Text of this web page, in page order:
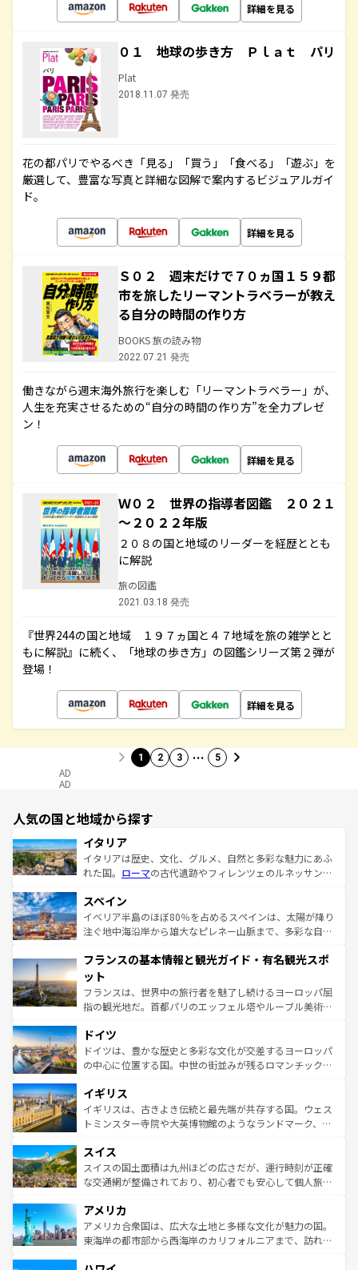
詳細を見る
０１ 地球の歩き方 Ｐｌａｔ パリ
Plat
2018.11.07 発売
花の都パリでやるべき「見る」「買う」「食べる」「遊ぶ」を
厳選して、豊富な写真と詳細な図解で案内するビジュアルガイ
ド。
詳細を見る
Ｓ０２ 週末だけで７０ヵ国１５９都
市を旅したリーマントラベラーが教え
る自分の時間の作り方
BOOKS 旅の読み物
2022.07.21 発売
働きながら週末海外旅行を楽しむ「リーマントラベラー」が、
人生を充実させるための“自分の時間の作り方”を全力プレゼ
ン！
詳細を見る
Ｗ０２ 世界の指導者図鑑 ２０２１
～２０２２年版
２０８の国と地域のリーダーを経歴ととも
に解説
旅の図鑑
2021.03.18 発売
『世界244の国と地域 １９７ヵ国と４７地域を旅の雑学とと
もに解説』に続く、「地球の歩き方」の図鑑シリーズ第２弾が
登場！
詳細を見る
1 2 3 … 5
AD
AD
人気の国と地域から探す
イタリア
イタリアは歴史、文化、グルメ、自然と多彩な魅力にあふ
れた国。 ローマの古代遺跡やフィレンツェのルネッサンス
ろん、トスカーナの美しい田園風景やアマルフィ海岸の絶
景など、自然景観も見逃せない。観光の合間には、本場の
ピザやパスタなど、絶品のイタリア料理を堪能することも
ませてくれるイタリアで、忘れられない旅をしてみよう！
なお、新着のイタリア情報は
しい。
スペイン
イベリア半島のほぼ80％を占めるスペインは、太陽が降り
注ぐ地中海沿岸から雄大なピレネー山脈まで、多彩な自然
文化が根付くこの国では、情熱的なフラメンコ、熱気あふ
れる闘牛、そして美味しいタパスが生活の一部となってい
る。首都マドリードの洗練された雰囲気や、バルセロナの
アートに溢れた街角から、地方では古代ローマ遺跡や中世
せる。地方によって風土や気候が異なるスペインはその個
性で訪れる人を魅了する。 なお、新着のスペイン情報は コ
ンテンツ一覧を参照してほしい。
フランスの基本情報と観光ガイド・有名観光スポ
ット
フランスは、世界中の旅行者を魅了し続けるヨーロッパ屈
指の観光地だ。首都パリのエッフェル塔やルーブル美術館
で、幅広い魅力が詰まっている。華麗な宮殿、歴史的な大
聖堂、美しいビーチ、そして豊かな自然が、訪れる者を心
から魅了する。また、フランスは美食の国としても知ら
いる。シャンパンの発祥地であるランス、プロヴァンスの
香り高いラベンダー畑など、多彩な楽しみ方が可能だ。さ
らに、パリ以外の地域にも魅力が溢れており、どの街角に
れる地方に足を運ぶとそれぞれで全く異なる文化を体験で
きるだろう。 なお、新着のフランス情報はコンテンツ一覧
を参照してほしい。
ドイツ
ドイツは、豊かな歴史と多彩な文化が交差するヨーロッパ
の中心に位置する国。中世の街並みが残るロマンチック街
顔を持つこの国は、どこを歩いても飽きることがない。ベ
ルリンの文化的活気、バイエルン州のアルプスの絶景、そ
してライン川沿いのワイン畑といった風景は必見。ビール
は、お酒好きな人にはぜひ体験してほしい。 なお、新着の
ドイツ情報はコンテンツ一覧を参照してほしい。
イギリス
イギリスは、古きよき伝統と最先端が共存する国。ウェス
トミンスター寺院や大英博物館のようなランドマーク、歴
リアごとに異なる魅力がある。また、優雅なアフタヌーン
ティー、ビール好きにはたまらない英国パブ、サッカー観
戦など、本場だからこそできる体験も豊富。イギリスを旅
ンツ一覧を参照してほしい。
スイス
スイスの国土面積は九州ほどの広さだが、運行時刻が正確
な交通網が整備されており、初心者でも安心して個人旅行
の建物がそのまま残る町や、スイスならではのユニークな
博物館もあり、アルプス観光だけでなく町歩きも満喫する
ことができる。国民の所得が高いため物価も高いが、旅行
アメリカ
アメリカ合衆国は、広大な土地と多様な文化が魅力の国。
東海岸の都市部から西海岸のカリフォルニアまで、訪れる